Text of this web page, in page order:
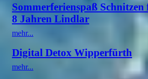
Sommerferienspaß
8 Jahren Lindlar
mehr...
Digital Detox Wipperfürth
mehr...